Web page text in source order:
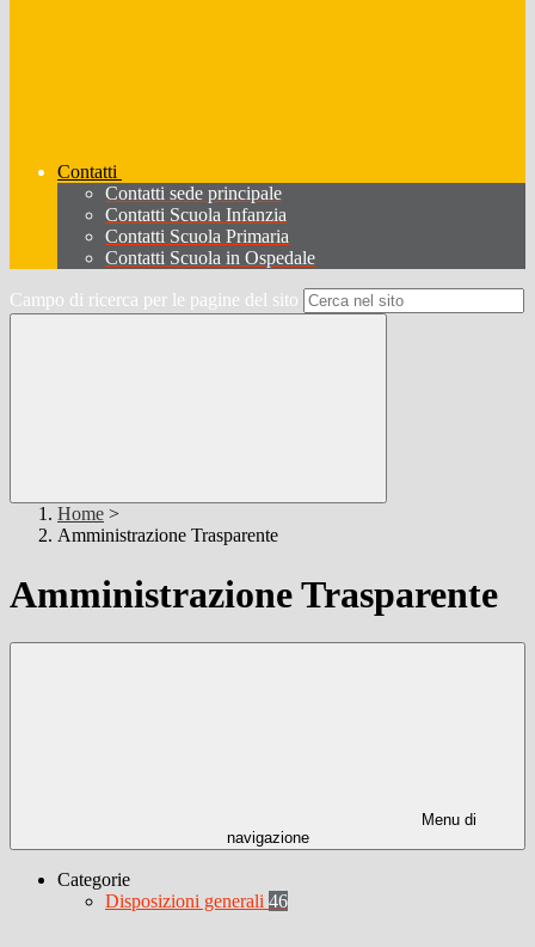
Contatti
Contatti sede principale
Contatti Scuola Infanzia
Contatti Scuola Primaria
Contatti Scuola in Ospedale
Campo di ricerca per le pagine del sito
Home >
Amministrazione Trasparente
Amministrazione Trasparente
Menu di
navigazione
Categorie
Disposizioni generali 46